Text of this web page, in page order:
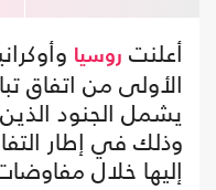
أعلنت روسيا
الأولى من اتفاق
وذلك في إطار
إليها خلال